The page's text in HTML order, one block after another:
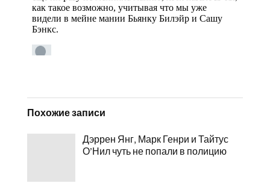
Похожие записи
Дэррен Янг, Марк Генри и Тайтус
О’Нил чуть не попали в полицию